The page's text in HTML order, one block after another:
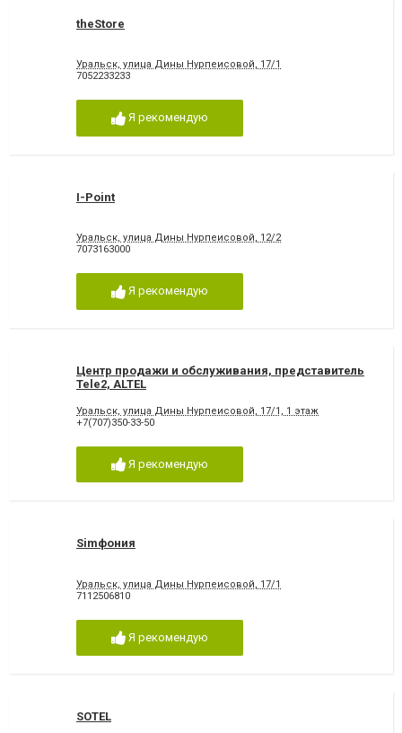
theStore
Уральск, улица Дины Нурпеисовой, 17/1
7052233233
Я рекомендую
I-Point
Уральск, улица Дины Нурпеисовой, 12/2
7073163000
Я рекомендую
Центр продажи и обслуживания, представитель
Tele2, ALTEL
Уральск, улица Дины Нурпеисовой, 17/1, 1 этаж
+7(707)350-33-50
Я рекомендую
Simфония
Уральск, улица Дины Нурпеисовой, 17/1
7112506810
Я рекомендую
SOTEL